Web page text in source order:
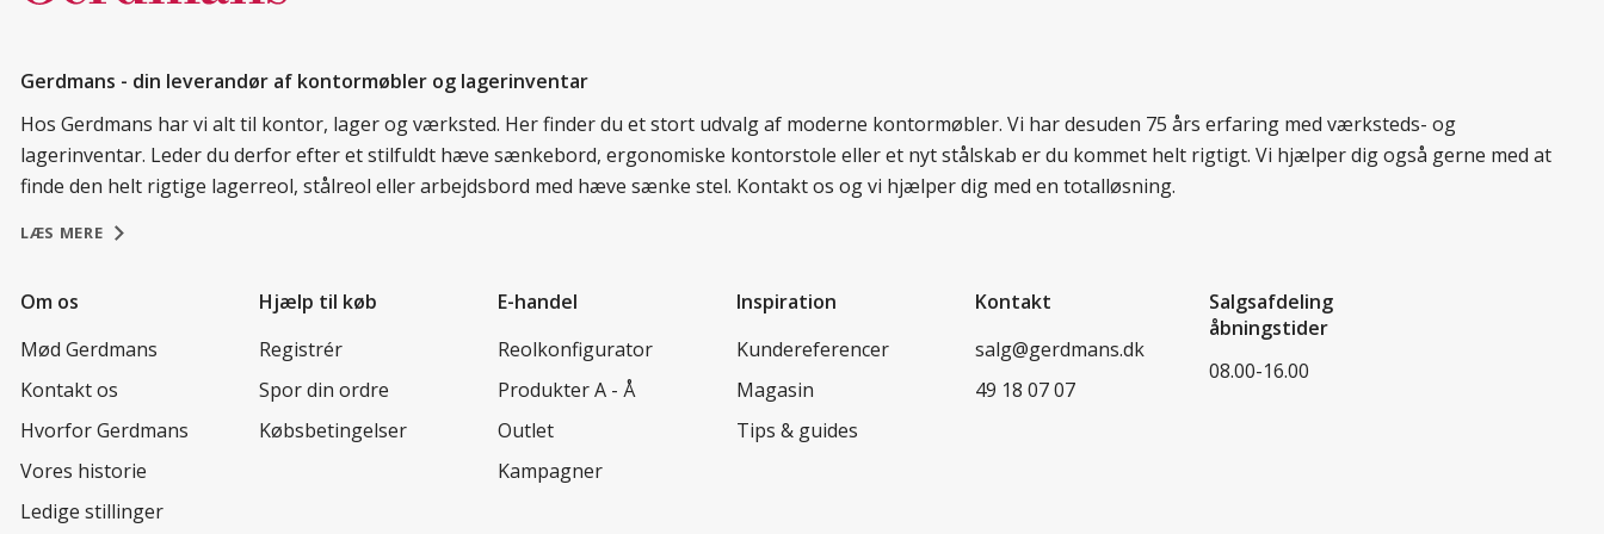
Gerdmans - din leverandør af kontormøbler og lagerinventar
Hos Gerdmans har vi alt til kontor, lager og værksted. Her finder du et stort udvalg af moderne kontormøbler. Vi har desuden 75 års erfaring med værksteds- og
lagerinventar. Leder du derfor efter et stilfuldt hæve sænkebord, ergonomiske kontorstole eller et nyt stålskab er du kommet helt rigtigt. Vi hjælper dig også gerne med at
finde den helt rigtige lagerreol, stålreol eller arbejdsbord med hæve sænke stel. Kontakt os og vi hjælper dig med en totalløsning.
LÆS MERE
Om os
Mød Gerdmans
Kontakt os
Hvorfor Gerdmans
Vores historie
Ledige stillinger
Hjælp til køb
Registrér
Spor din ordre
Købsbetingelser
E-handel
Reolkonfigurator
Produkter A - Å
Outlet
Kampagner
Inspiration
Kundereferencer
Magasin
Tips & guides
Kontakt
salg@gerdmans.dk
49 18 07 07
Salgsafdeling
åbningstider
08.00-16.00